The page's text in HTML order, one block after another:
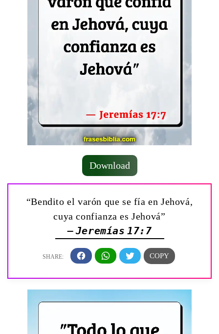
Download
“Bendito el varón que se fía en Jehová,
cuya confianza es Jehová”
— Jeremías 17:7